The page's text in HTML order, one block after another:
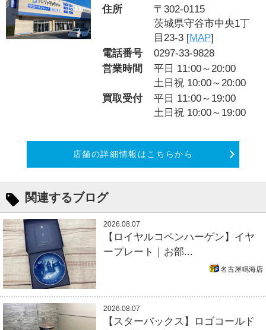
住所
〒302-0115
茨城県守谷市中央1丁
目23-3 [MAP]
電話番号
0297-33-9828
営業時間
平日 11:00～20:00
土日祝 10:00～20:00
買取受付
平日 11:00～19:00
土日祝 10:00～19:00
店舗の詳細情報はこちらから
関連するブログ
2026.08.07
【ロイヤルコペンハーゲン】イヤ
ープレート｜お部...
名古屋鳴海店
2026.08.07
【スターバックス】ロゴコールド